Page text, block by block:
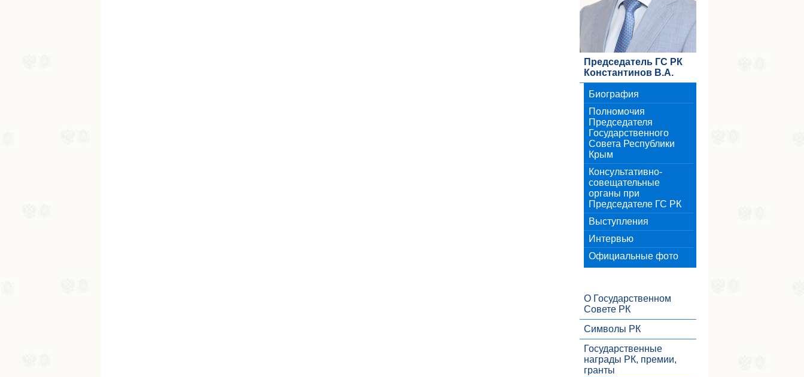
Председатель ГС РК
Константинов В.А.
Биография
Полномочия
Председателя
Государственного
Совета Республики
Крым
Консультативно-
совещательные
органы при
Председателе ГС РК
Выступления
Интервью
Официальные фото
О Государственном
Совете РК
Символы РК
Государственные
награды РК, премии,
гранты